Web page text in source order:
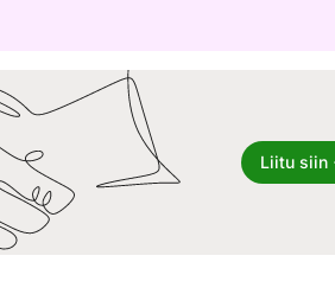
Liitu siin